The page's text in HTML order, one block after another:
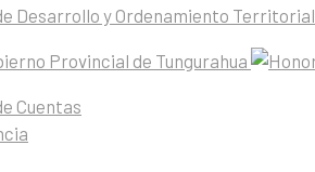
Desarrollo y Ordenamiento Territorial
Cuentas